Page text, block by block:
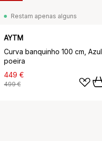
Restam apenas alguns
AYTM
Curva banquinho 100 cm, Azul
poeira
449 €
499 €